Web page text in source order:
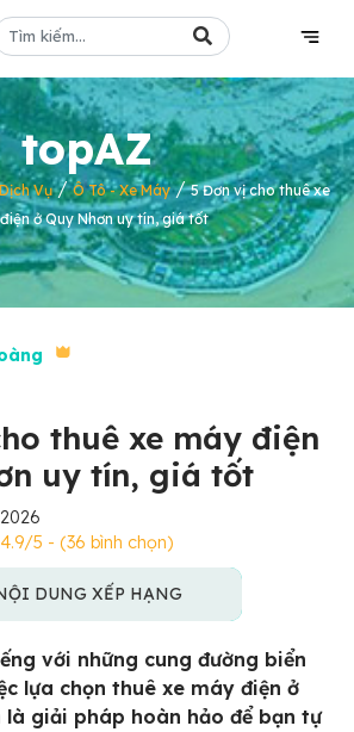
topAZ
Dịch Vụ/Ô Tô - Xe Máy/5 Đơn vị cho thuê xe
ở Quy Nhơn uy tín, giá tốt
thuê xe máy điện
uy tín, giá tốt
4.9/5 - (36 bình chọn)
DUNG XẾP HẠNG
với những cung đường biển
lựa chọn thuê xe máy điện ở
là giải pháp hoàn hảo để bạn tự